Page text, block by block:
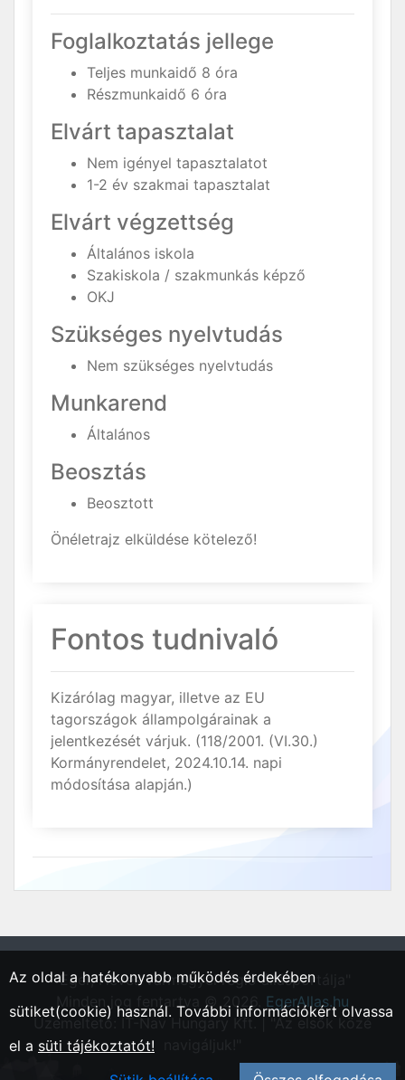
Foglalkoztatás jellege
Teljes munkaidő 8 óra
Részmunkaidő 6 óra
Elvárt tapasztalat
Nem igényel tapasztalatot
1-2 év szakmai tapasztalat
Elvárt végzettség
Általános iskola
Szakiskola / szakmunkás képző
OKJ
Szükséges nyelvtudás
Nem szükséges nyelvtudás
Munkarend
Általános
Beosztás
Beosztott
Önéletrajz elküldése kötelező!
Fontos tudnivaló
Kizárólag magyar, illetve az EU
tagországok állampolgárainak a
jelentkezését várjuk. (118/2001. (VI.30.)
Kormányrendelet, 2024.10.14. napi
módosítása alapján.)
"Eger, Heves vármegyei régió állásportálja"
Minden jog fentartva © 2026. EgerAllas.hu
Üzemeltető: IT-Nav Hungary Kft. | "Az elsők közé
Az oldal a hatékonyabb működés érdekében
sütiket(cookie) használ. További információkért olvassa
el a süti tájékoztatót!